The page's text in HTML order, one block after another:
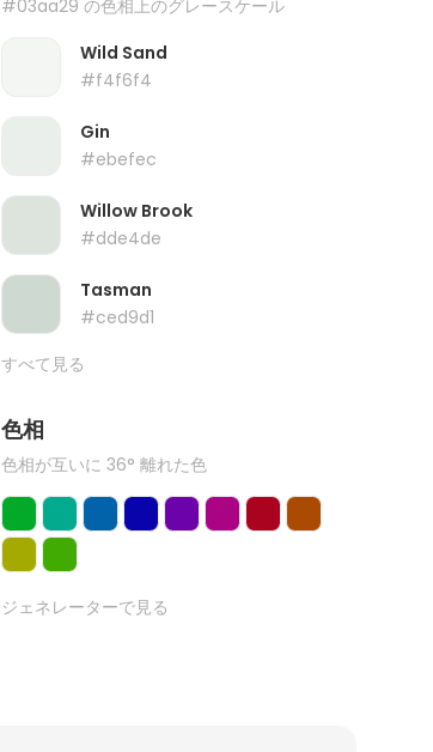
#03aa29 の色相上のグレースケール
Wild Sand
#f4f6f4
Gin
#ebefec
Willow Brook
#dde4de
Tasman
#ced9d1
すべて見る
色相
色相が互いに 36° 離れた色
ジェネレーターで見る